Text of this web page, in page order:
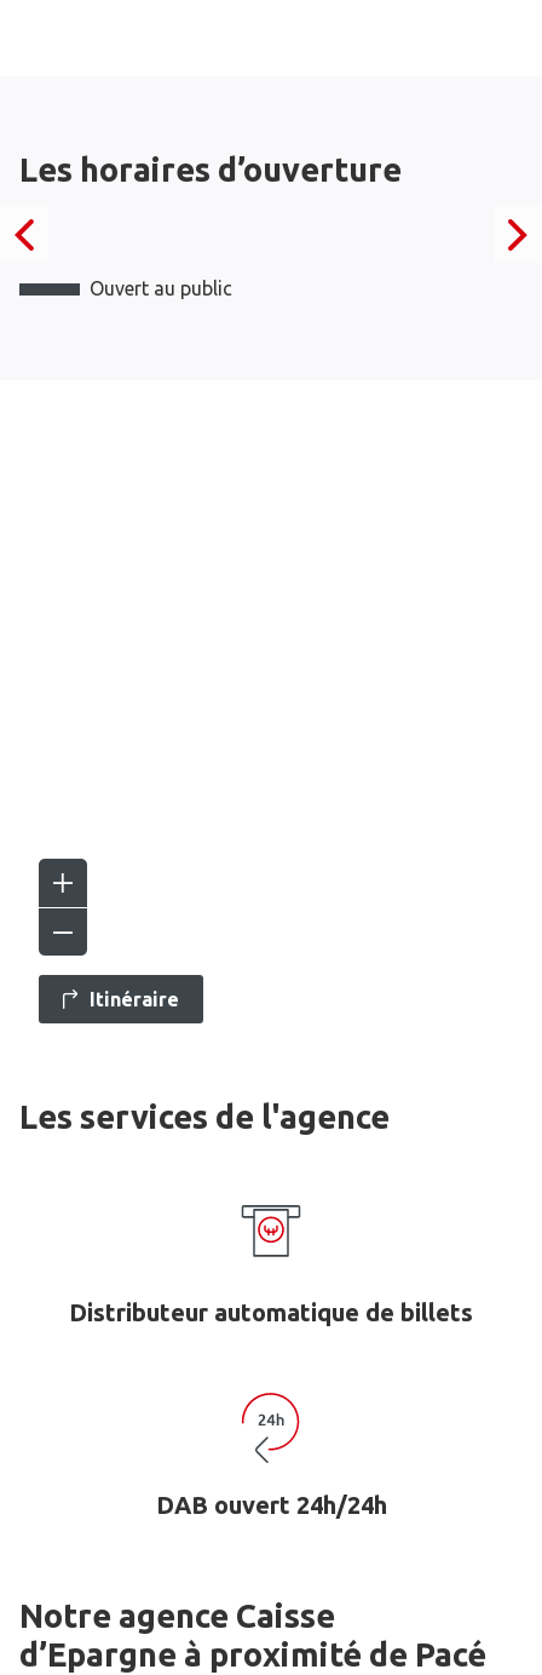
Les horaires d’ouverture
Ouvert au public
Itinéraire
Les services de l'agence
Distributeur automatique de billets
DAB ouvert 24h/24h
Notre agence Caisse
d’Epargne à proximité de Pacé